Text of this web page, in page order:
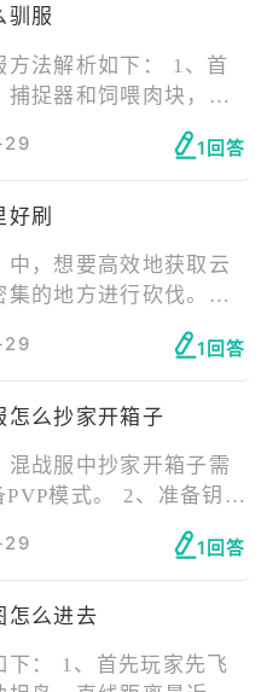
，每次刷新有2~3个刷
、辣椒、小麦饲料
捉。
驯服
方法解析如下： 1、首
捉器和饲喂肉块，接
的地方通常在十级以
惊的狼，建议使用木
级不要太低，且装甲具
1回答
刷
，想要高效地获取云
的地方进行砍伐。苹
、乐乐河谷等地都有
树不仅数量多，而且砍
它们的血量较低，使用
以快速砍倒，从而快速
1回答
怎么抄家开箱子
战服中抄家开箱子需
模式。 2、准备钥匙
时机。 4、攻击和破
合作与防守。 7、抄家
。 记住，抄家是一种
谨慎规划和准备。同
1回答
怎么进去
下： 1、首先玩家先飞